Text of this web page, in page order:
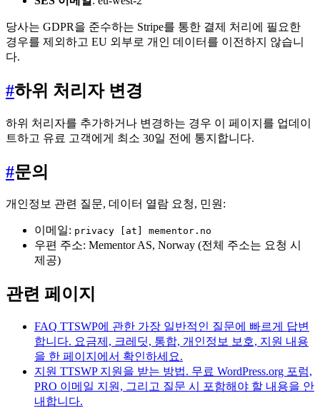
당사는 GDPR을 준수하는 Stripe를 통한 결제 처리에 필요한
경우를 제외하고 EU 외부로 개인 데이터를 이전하지 않습니
다.
#하위 처리자 변경
하위 처리자를 추가하거나 변경하는 경우 이 페이지를 업데이
트하고 유료 고객에게 최소 30일 전에 통지합니다.
#문의
개인정보 관련 질문, 데이터 열람 요청, 민원:
이메일: privacy [at] mementor.no
우편 주소: Mementor AS, Norway (전체 주소는 요청 시
제공)
관련 페이지
FAQ TTSWP에 관한 가장 일반적인 질문에 빠르게 답변
합니다. 요금제, 크레딧, 통합, 개인정보 보호, 지원 내용
을 한 페이지에서 확인하세요.
지원 TTSWP 지원을 받는 방법. 무료 WordPress.org 포럼,
PRO 이메일 지원, 그리고 질문 시 포함해야 할 내용을 안
내합니다.